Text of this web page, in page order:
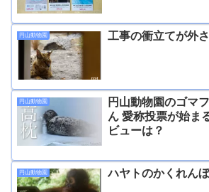
円山動物園 工事の衝立てが外
円山動物園
円山動物園のゴマ
ん 愛称投票が始ま
ビューは？
円山動物園 ハヤトのかくれんぼ